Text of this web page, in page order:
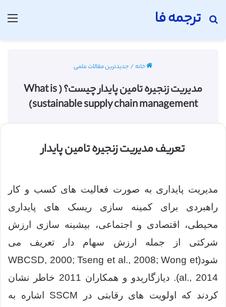
ترجمه فا
جستجو برای
خانه/جدیدترین مقالات علمی
مدیریت زنجیره تامین پایدار چیست؟ ( What is
sustainable supply chain management)
تعریف مدیریت زنجیره تامین پایدار
مدیریت پایداری به صورت فعالیت های کسب و کار
راهبردی برای کمینه سازی ریسک های پایداری
محیطی، اقتصادی و اجتماعی، بیشینه سازی ارزش
شرکتی از جمله ارزش سهام دار تعریف می
شود(WBCSD, 2000; Tseng et al., 2008; Wong et
al., 2014). دیازگاریدو و همکاران 2011 خاطر نشان
کردند که اولویت های رقابتی در SSCM اشاره به